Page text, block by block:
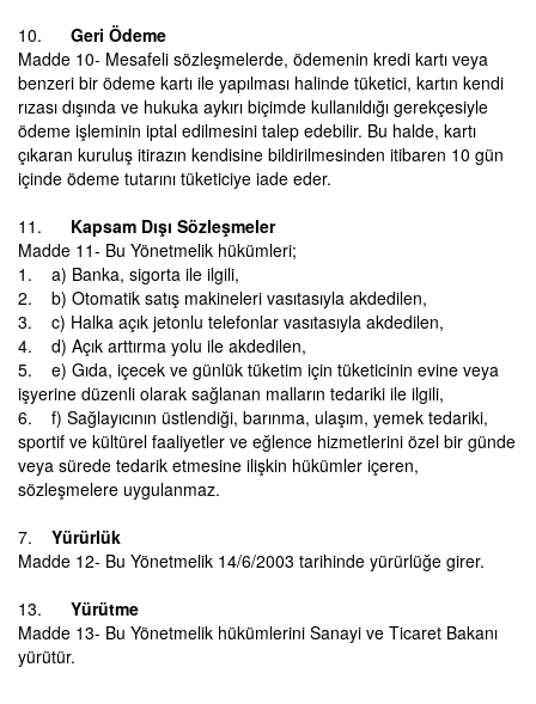
10. Geri Ödeme
Madde 10- Mesafeli sözleşmelerde, ödemenin kredi kartı veya
benzeri bir ödeme kartı ile yapılması halinde tüketici, kartın kendi
rızası dışında ve hukuka aykırı biçimde kullanıldığı gerekçesiyle
ödeme işleminin iptal edilmesini talep edebilir. Bu halde, kartı
çıkaran kuruluş itirazın kendisine bildirilmesinden itibaren 10 gün
içinde ödeme tutarını tüketiciye iade eder.
11. Kapsam Dışı Sözleşmeler
Madde 11- Bu Yönetmelik hükümleri;
1. a) Banka, sigorta ile ilgili,
2. b) Otomatik satış makineleri vasıtasıyla akdedilen,
3. c) Halka açık jetonlu telefonlar vasıtasıyla akdedilen,
4. d) Açık arttırma yolu ile akdedilen,
5. e) Gıda, içecek ve günlük tüketim için tüketicinin evine veya
işyerine düzenli olarak sağlanan malların tedariki ile ilgili,
6. f) Sağlayıcının üstlendiği, barınma, ulaşım, yemek tedariki,
sportif ve kültürel faaliyetler ve eğlence hizmetlerini özel bir günde
veya sürede tedarik etmesine ilişkin hükümler içeren,
sözleşmelere uygulanmaz.
7. Yürürlük
Madde 12- Bu Yönetmelik 14/6/2003 tarihinde yürürlüğe girer.
13. Yürütme
Madde 13- Bu Yönetmelik hükümlerini Sanayi ve Ticaret Bakanı
yürütür.